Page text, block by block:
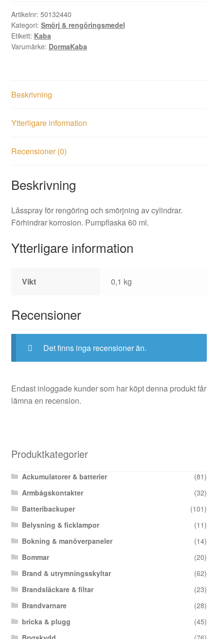
ml
mängd
Artikelnr: 50132440
Kategori: Smörj & rengöringsmedel
Etikett: Kaba
Varumärke: DormaKaba
Beskrivning
Ytterligare information
Recensioner (0)
Beskrivning
Låsspray för rengöring och smörjning av cylindrar.
Förhindrar korrosion. Pumpflaska 60 ml.
Ytterligare information
Vikt 0,1 kg
Recensioner
Det finns inga recensioner än.
Endast inloggade kunder som har köpt denna produkt får
lämna en recension.
Produktkategorier
Ackumulatorer & batterier
(81)
Armbågskontakter
(32)
Batteribackuper
(101)
Belysning & ficklampor
(11)
Bokning & manöverpaneler
(14)
Bommar
(20)
Brand & utrymningsskyltar
(62)
Brandsläckare & filtar
(23)
Brandvarnare
(28)
bricka & plugg
(45)